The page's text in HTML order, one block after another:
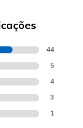
44
5
4
3
1